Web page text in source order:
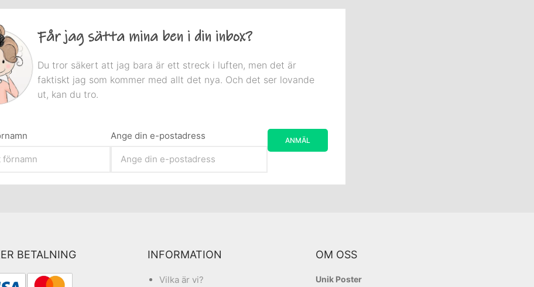
Får jag sätta mina ben i din inbox?
Du tror säkert att jag bara är ett streck i luften, men det är
faktiskt jag som kommer med allt det nya. Och det ser lovande
ut, kan du tro.
Ange din e-postadress
BETALNING INFORMATION
Vilka är vi?
OM OSS
Unik Poster